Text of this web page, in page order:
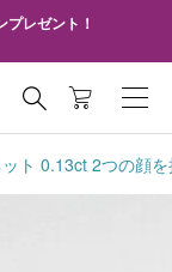
レゼント！

ト 0.13ct 2つの顔